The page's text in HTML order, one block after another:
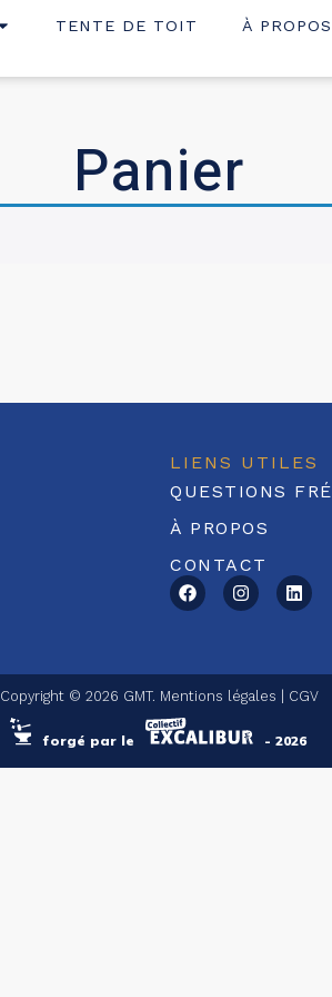
TENTE DE TOIT À PROPOS
Panier
LIENS UTILES
QUESTIONS
À PROPOS
CONTACT
Copyright © 2026 GMT. Mentions légales CGV
forgé par le - 2026